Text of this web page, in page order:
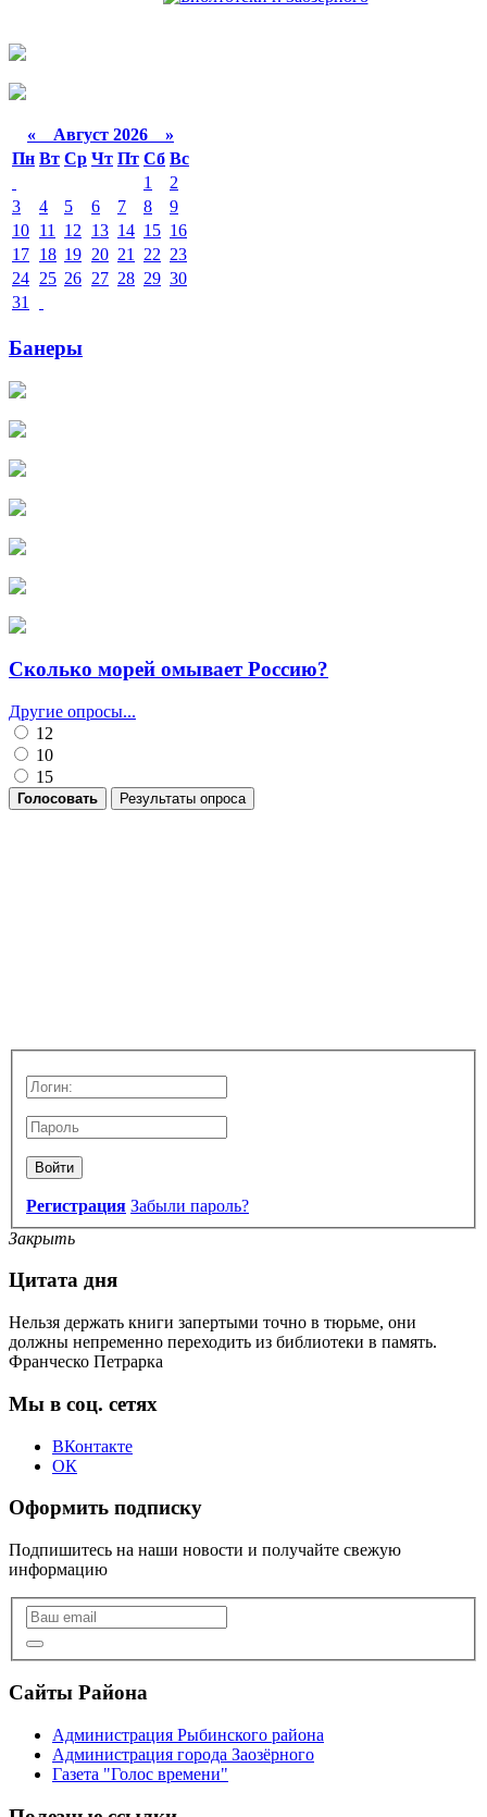
« Август 2026 »
Пн Вт Ср Чт Пт Сб Вс
1
2
3
4 5 6 7 8
9
10 11 12 13 14 15 16
17 18 19 20 21 22 23
24 25 26 27 28 29 30
31
Банеры
Сколько морей омывает Россию?
Другие опросы...
12
10
15
Голосовать Результаты опроса
Войти
Регистрация Забыли пароль?
Закрыть
Цитата дня
Нельзя держать книги запертыми точно в тюрьме, они
должны непременно переходить из библиотеки в память.
Франческо Петрарка
Мы в соц. сетях
ВКонтакте
ОК
Оформить подписку
Подпишитесь на наши новости и получайте свежую
информацию
Сайты Района
Администрация Рыбинского района
Администрация города Заозёрного
Газета "Голос времени"